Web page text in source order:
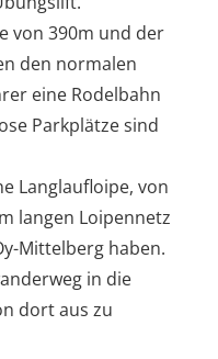
von 390m und der
den normalen
eine Rodelbahn
Parkplätze sind
Langlaufloipe, von
langen Loipennetz
Mittelberg haben.
in die
dort aus zu